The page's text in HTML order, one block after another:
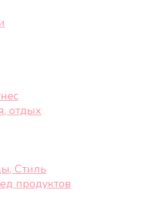
и кино, а также трендах,
отдых
Стиль
продуктов